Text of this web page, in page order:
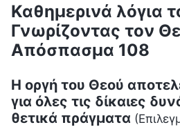
Καθημερινά λόγια
Γνωρίζοντας τον
Απόσπασμα 108
Η οργή του Θεού
για όλες τις δίκαιες
θετικά πράγματα